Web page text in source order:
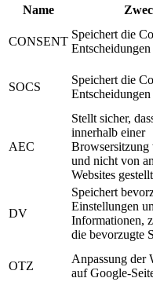
Name
CONSENT
Speichert die
SOCS
Speichert die
AEC
Stellt sicher,
innerhalb einer
Browsersitzung
und nicht von
Websites
DV
Speichert
Einstellungen
Informationen,
die bevorzugte
OTZ
Anpassung der
auf Google-